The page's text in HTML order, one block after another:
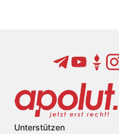
Unterstützen